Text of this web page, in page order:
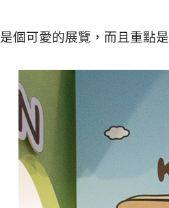
是個可愛的展覽，而且重點是